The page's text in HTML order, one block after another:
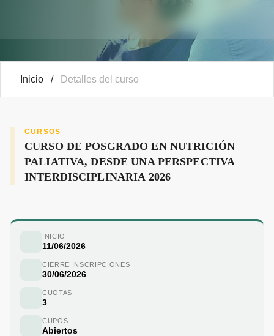
Inicio / Detalles del curso
CURSOS
CURSO DE POSGRADO EN NUTRICIÓN
PALIATIVA, DESDE UNA PERSPECTIVA
INTERDISCIPLINARIA 2026
INICIO
11/06/2026
CIERRE INSCRIPCIONES
30/06/2026
CUOTAS
3
CUPOS
Abiertos